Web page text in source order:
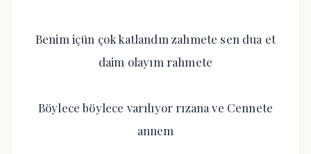
Benim içün çok katlandın zahmete sen dua et
daim olayım rahmete
Böylece böylece varılıyor rızana ve Cennete
annem